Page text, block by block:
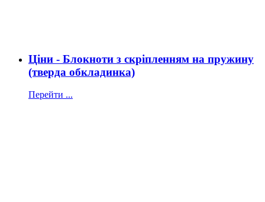
Ціни - Блокноти з скріпленням на пружину
(тверда обкладинка)
Перейти ...